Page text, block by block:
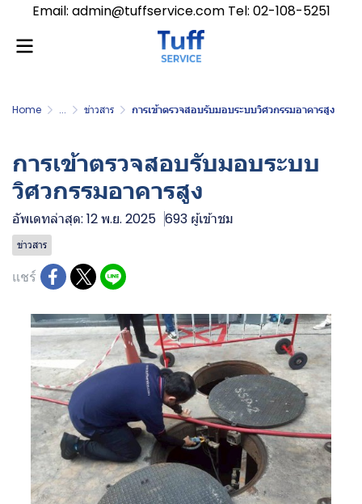
Email: admin@tuffservice.com Tel: 02-108-5251
Home ... ข่าวสาร การเข้าตรวจสอบรับมอบระบบวิศวกรรมอาคารสูง
การเข้าตรวจสอบรับมอบระบบ
วิศวกรรมอาคารสูง
อัพเดทล่าสุด: 12 พ.ย. 2025 693 ผู้เข้าชม
ข่าวสาร
แชร์